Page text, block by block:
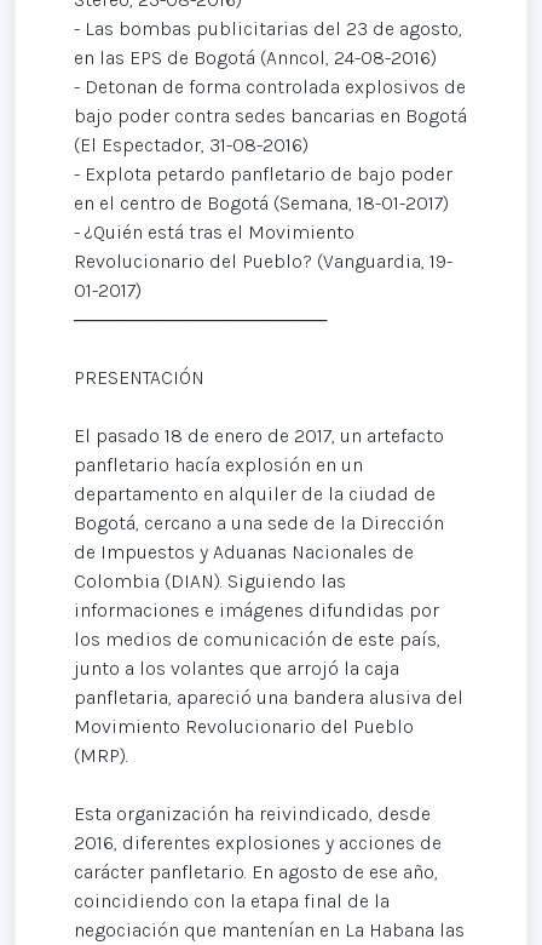
- Las bombas publicitarias del 23 de agosto,
en las EPS de Bogotá (Anncol, 24-08-2016)
- Detonan de forma controlada explosivos de
bajo poder contra sedes bancarias en Bogotá
(El Espectador, 31-08-2016)
- Explota petardo panfletario de bajo poder
en el centro de Bogotá (Semana, 18-01-2017)
- ¿Quién está tras el Movimiento
Revolucionario del Pueblo? (Vanguardia, 19-
01-2017)
───────────────────
PRESENTACIÓN
El pasado 18 de enero de 2017, un artefacto
panfletario hacía explosión en un
departamento en alquiler de la ciudad de
Bogotá, cercano a una sede de la Dirección
de Impuestos y Aduanas Nacionales de
Colombia (DIAN). Siguiendo las
informaciones e imágenes difundidas por
los medios de comunicación de este país,
junto a los volantes que arrojó la caja
panfletaria, apareció una bandera alusiva del
Movimiento Revolucionario del Pueblo
(MRP).
Esta organización ha reivindicado, desde
2016, diferentes explosiones y acciones de
carácter panfletario. En agosto de ese año,
coincidiendo con la etapa final de la
negociación que mantenían en La Habana las